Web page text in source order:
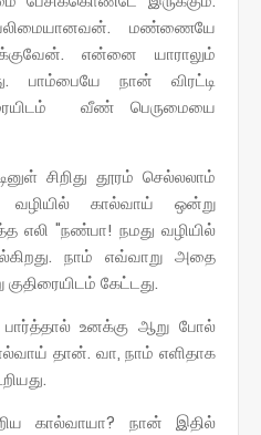
மண்ணையே
என்னை யாராலும்
பாம்பையே நான் விரட்டி
வீண் பெருமையை
சிறிது தூரம் செல்லலாம்
வழியில் கால்வாய் ஒன்று
எலி "நண்பா! நமது வழியில்
நாம் எவ்வாறு அதை
குதிரையிடம் கேட்டது.
உனக்கு ஆறு போல்
தான். வா, நாம் எளிதாக
கால்வாயா? நான் இதில்